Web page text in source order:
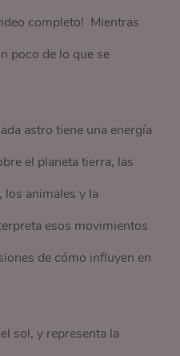
completo! Mientras
poco de lo que se
astro tiene una energía
el planeta tierra, las
los animales y la
esos movimientos
de cómo influyen en
sol, y representa la